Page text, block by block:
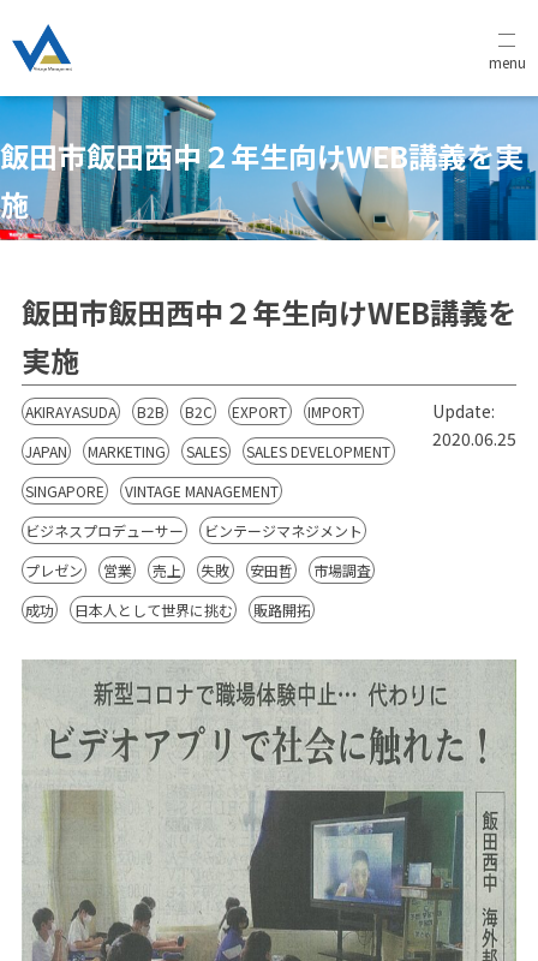
menu
飯田市飯田西中２年生向けWEB講義を実
施
飯田市飯田西中２年生向けWEB講義を
実施
AKIRAYASUDA B2B B2C EXPORT
IMPORT
JAPAN
MARKETING SALES
SALES DEVELOPMENT
SINGAPORE
VINTAGE MANAGEMENT
ビジネスプロデューサー
ビンテージマネジメント
プレゼン
営業 売上 失敗 安田哲
市場調査
成功
日本人として世界に挑む 販路開拓
Update:
2020.06.25